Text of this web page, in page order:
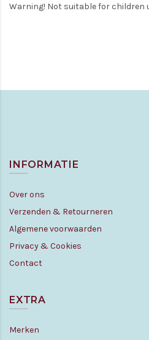
Warning! Not suitable for children
INFORMATIE
Over ons
Verzenden & Retourneren
Algemene voorwaarden
Privacy & Cookies
Contact
EXTRA
Merken